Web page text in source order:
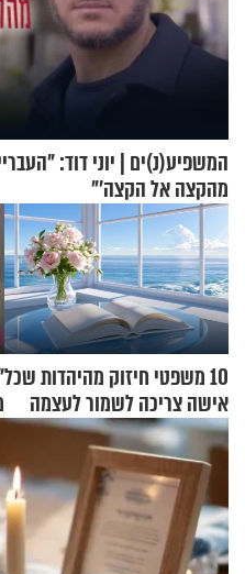
המשפיע(נ)ים | יוני דוד:
מהקצה אל הקצה'"
10 משפטי חיזוק מהיהדות שכל
אישה צריכה לשמור לעצמה